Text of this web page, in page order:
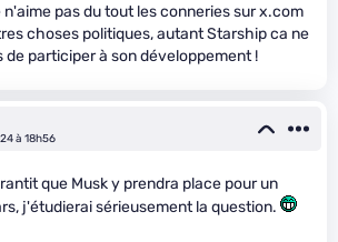
pas du tout les conneries sur x.com
choses politiques, autant Starship ca ne
de participer à son développement !
à 18h56
que Musk y prendra place pour un
j'étudierai sérieusement la question.